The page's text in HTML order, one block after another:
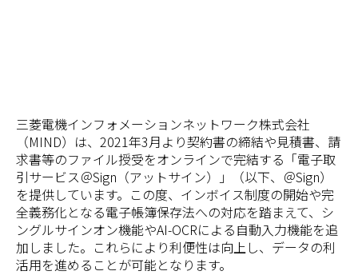
三菱電機インフォメーションネットワーク株式会社
（MIND）は、2021年3月より契約書の締結や見積書、請
求書等のファイル授受をオンラインで完結する「電子取
引サービス＠Sign（アットサイン）」（以下、＠Sign）
を提供しています。この度、インボイス制度の開始や完
全義務化となる電子帳簿保存法への対応を踏まえて、シ
ングルサインオン機能やAI-OCRによる自動入力機能を追
加しました。これらにより利便性は向上し、データの利
活用を進めることが可能となります。